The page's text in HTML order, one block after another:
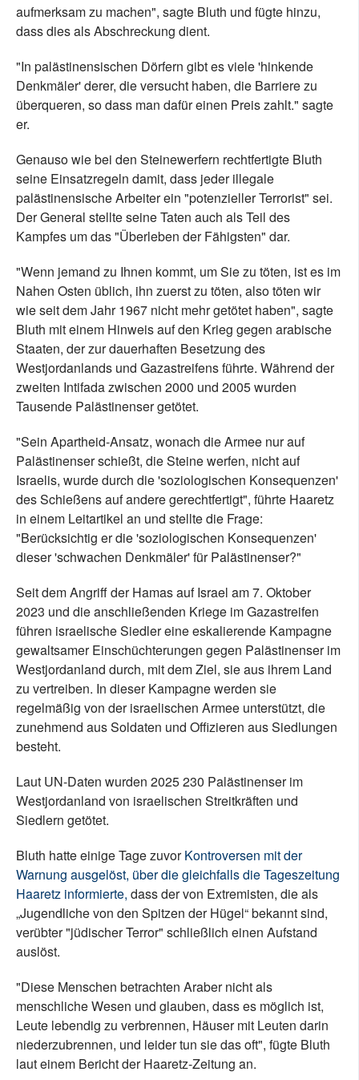
aufmerksam zu machen", sagte Bluth und fügte hinzu,
dass dies als Abschreckung dient.
"In palästinensischen Dörfern gibt es viele 'hinkende
Denkmäler' derer, die versucht haben, die Barriere zu
überqueren, so dass man dafür einen Preis zahlt." sagte
er.
Genauso wie bei den Steinewerfern rechtfertigte Bluth
seine Einsatzregeln damit, dass jeder illegale
palästinensische Arbeiter ein "potenzieller Terrorist" sei.
Der General stellte seine Taten auch als Teil des
Kampfes um das "Überleben der Fähigsten" dar.
"Wenn jemand zu Ihnen kommt, um Sie zu töten, ist es im
Nahen Osten üblich, ihn zuerst zu töten, also töten wir
wie seit dem Jahr 1967 nicht mehr getötet haben", sagte
Bluth mit einem Hinweis auf den Krieg gegen arabische
Staaten, der zur dauerhaften Besetzung des
Westjordanlands und Gazastreifens führte. Während der
zweiten Intifada zwischen 2000 und 2005 wurden
Tausende Palästinenser getötet.
"Sein Apartheid-Ansatz, wonach die Armee nur auf
Palästinenser schießt, die Steine werfen, nicht auf
Israelis, wurde durch die 'soziologischen Konsequenzen'
des Schießens auf andere gerechtfertigt", führte Haaretz
in einem Leitartikel an und stellte die Frage:
"Berücksichtig er die 'soziologischen Konsequenzen'
dieser 'schwachen Denkmäler' für Palästinenser?"
Seit dem Angriff der Hamas auf Israel am 7. Oktober
2023 und die anschließenden Kriege im Gazastreifen
führen israelische Siedler eine eskalierende Kampagne
gewaltsamer Einschüchterungen gegen Palästinenser im
Westjordanland durch, mit dem Ziel, sie aus ihrem Land
zu vertreiben. In dieser Kampagne werden sie
regelmäßig von der israelischen Armee unterstützt, die
zunehmend aus Soldaten und Offizieren aus Siedlungen
besteht.
Laut UN-Daten wurden 2025 230 Palästinenser im
Westjordanland von israelischen Streitkräften und
Siedlern getötet.
Bluth hatte einige Tage zuvorKontroversen mit der
Warnung ausgelöst, über die gleichfalls die Tageszeitung
Haaretz informierte, dass der von Extremisten, die als
„Jugendliche von den Spitzen der Hügel“ bekannt sind,
verübter "jüdischer Terror" schließlich einen Aufstand
auslöst.
"Diese Menschen betrachten Araber nicht als
menschliche Wesen und glauben, dass es möglich ist,
Leute lebendig zu verbrennen, Häuser mit Leuten darin
niederzubrennen, und leider tun sie das oft", fügte Bluth
laut einem Bericht der Haaretz-Zeitung an.